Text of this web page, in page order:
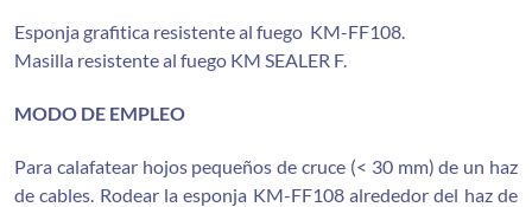
Esponja grafitica resistente al fuego KM-FF108.
Masilla resistente al fuego KM SEALER F.
MODO DE EMPLEO
Para calafatear hojos pequeños de cruce (< 30 mm) de un haz
de cables. Rodear la esponja KM-FF108 alrededor del haz de